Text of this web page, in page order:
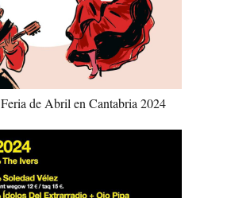
de Abril en Cantabria 2024